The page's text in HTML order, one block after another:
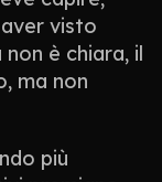
visto
è chiara, il
ma non
più